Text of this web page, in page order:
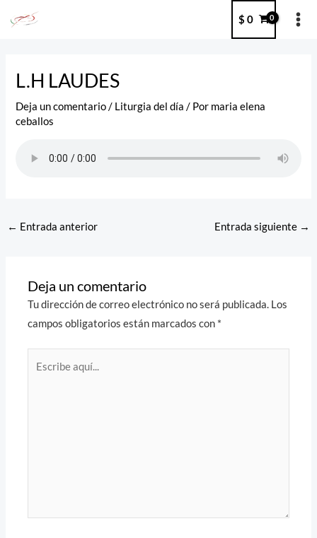
$ 0
L.H LAUDES
Deja un comentario / Liturgia del día / Por maria elena
ceballos
← Entrada anterior Entrada siguiente →
Deja un comentario
Tu dirección de correo electrónico no será publicada. Los
campos obligatorios están marcados con *